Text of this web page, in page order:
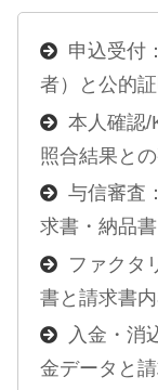
申込受付
者）と公的
本人確認/
照合結果と
与信審査
求書・納品
ファクタ
書と請求書
入金・消
金データと